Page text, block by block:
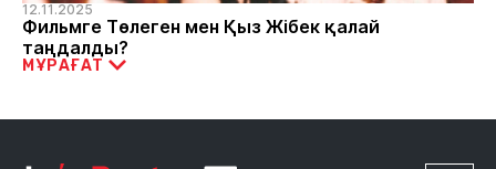
12.11.2025
Фильмге Төлеген мен Қыз Жібек қалай
таңдалды?
МҰРАҒАТ